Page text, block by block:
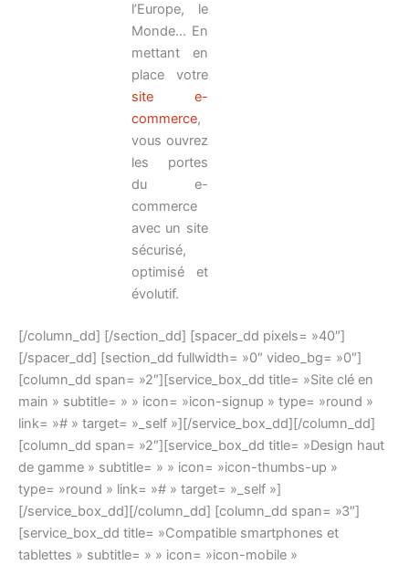
l’Europe, le
Monde… En
mettant en
place votre
site e-
commerce,
vous ouvrez
les portes
du e-
commerce
avec un site
sécurisé,
optimisé et
évolutif.
[/column_dd] [/section_dd] [spacer_dd pixels= »40″]
[/spacer_dd] [section_dd fullwidth= »0″ video_bg= »0″]
[column_dd span= »2″][service_box_dd title= »Site clé en
main » subtitle= » » icon= »icon-signup » type= »round »
link= »# » target= »_self »][/service_box_dd][/column_dd]
[column_dd span= »2″][service_box_dd title= »Design haut
de gamme » subtitle= » » icon= »icon-thumbs-up »
type= »round » link= »# » target= »_self »]
[/service_box_dd][/column_dd] [column_dd span= »3″]
[service_box_dd title= »Compatible smartphones et
tablettes » subtitle= » » icon= »icon-mobile »